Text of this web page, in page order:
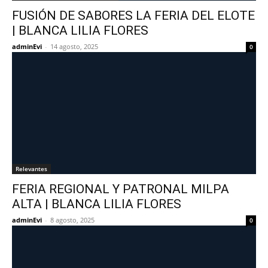
FUSIÓN DE SABORES LA FERIA DEL ELOTE
| BLANCA LILIA FLORES
adminEvi - 14 agosto, 2025 0
Relevantes
FERIA REGIONAL Y PATRONAL MILPA
ALTA | BLANCA LILIA FLORES
adminEvi - 8 agosto, 2025 0